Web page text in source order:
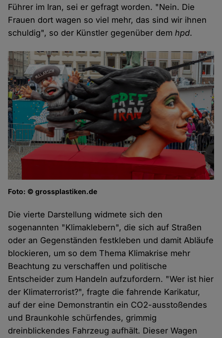
Führer im Iran, sei er gefragt worden. "Nein. Die
Frauen dort wagen so viel mehr, das sind wir ihnen
schuldig", so der Künstler gegenüber demhpd.
Foto: © grossplastiken.de
Die vierte Darstellung widmete sich den
sogenannten "Klimaklebern", die sich auf Straßen
oder an Gegenständen festkleben und damit Abläufe
blockieren, um so dem Thema Klimakrise mehr
Beachtung zu verschaffen und politische
Entscheider zum Handeln aufzufordern. "Wer ist hier
der Klimaterrorist?", fragte die fahrende Karikatur,
auf der eine Demonstrantin ein CO2-ausstoßendes
und Braunkohle schürfendes, grimmig
dreinblickendes Fahrzeug aufhält. Dieser Wagen